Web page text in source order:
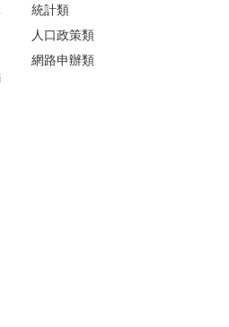
統計類
人口政策類
網路申辦類